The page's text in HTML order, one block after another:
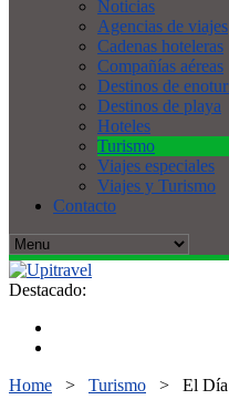
Noticias
Agencias de viajes
Cadenas hoteleras
Compañías aéreas
Destinos de
Destinos de playa
Hoteles
Turismo
Viajes especiales
Viajes y Turismo
Contacto
Destacado:
Home > Turismo > El Día